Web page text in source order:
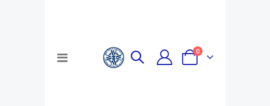
Toggle
Cart
0tuotteet